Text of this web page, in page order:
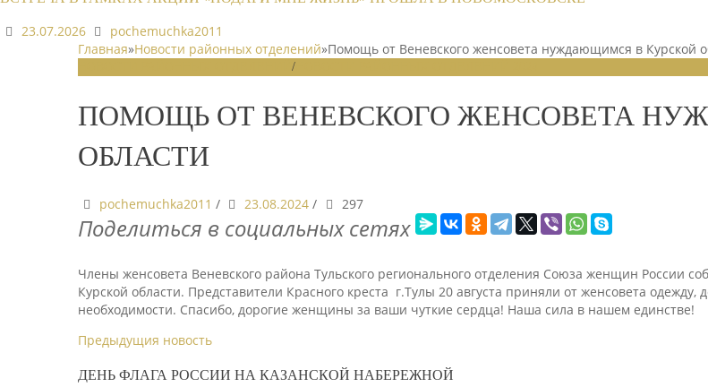
23.07.2026
pochemuchka2011
Главная»Новости районных отделений»Помощь от Веневского женсовета нуждающимся в Курской
/
ПОМОЩЬ ОТ ВЕНЕВСКОГО ЖЕНСОВЕТА
ОБЛАСТИ
pochemuchka2011 / 23.08.2024 / 297
Поделиться в социальных сетях
Члены женсовета Веневского района Тульского регионального отделения Союза женщин России
Курской области. Представители Красного креста г.Тулы 20 августа приняли от женсовета
необходимости. Спасибо, дорогие женщины за ваши чуткие сердца! Наша сила в нашем единстве!
Предыдущия новость
ДЕНЬ ФЛАГА РОССИИ НА КАЗАНСКОЙ НАБЕРЕЖНОЙ